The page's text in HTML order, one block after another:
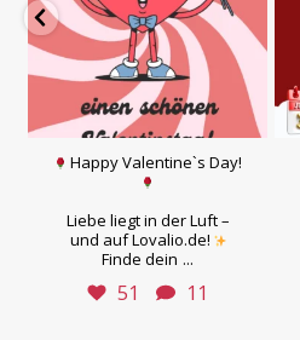
Happy Valentine`s Day!
Liebe liegt in der Luft –
und auf Lovalio.de!
Finde dein ...
51 11